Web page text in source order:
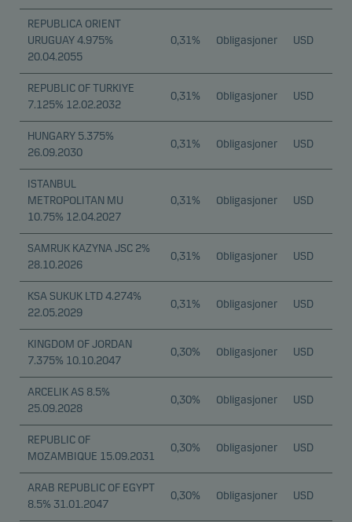
REPUBLICA ORIENT
URUGUAY 4.975%
20.04.2055
0,31% Obligasjoner USD
REPUBLIC OF TURKIYE
7.125% 12.02.2032
0,31% Obligasjoner USD
HUNGARY 5.375%
26.09.2030
0,31% Obligasjoner USD
ISTANBUL
METROPOLITAN MU
10.75% 12.04.2027
0,31% Obligasjoner USD
SAMRUK KAZYNA JSC 2%
28.10.2026
0,31% Obligasjoner USD
KSA SUKUK LTD 4.274%
22.05.2029
0,31% Obligasjoner USD
KINGDOM OF JORDAN
7.375% 10.10.2047
0,30% Obligasjoner USD
ARCELIK AS 8.5%
25.09.2028
0,30% Obligasjoner USD
REPUBLIC OF
MOZAMBIQUE 15.09.2031
0,30% Obligasjoner USD
ARAB REPUBLIC OF EGYPT
8.5% 31.01.2047
0,30% Obligasjoner USD